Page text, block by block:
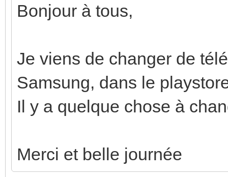
Bonjour à tous,
Je viens de changer de
Samsung, dans le
Il y a quelque chose à
Merci et belle journée